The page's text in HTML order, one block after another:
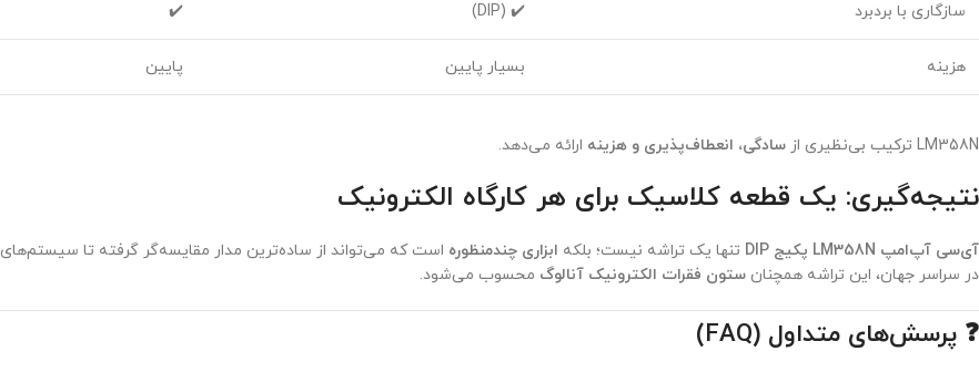
سازگاری با بردبرد ✔️ (DIP)
✔️
هزینه بسیار پایین پایین
LM358N ترکیب بی‌نظیری از سادگی، انعطاف‌پذیری و هزینه ارائه می‌دهد.
نتیجه‌گیری: یک قطعه کلاسیک برای هر کارگاه الکترونیک
آی‌سی آپ‌امپ LM358N پکیج DIP تنها یک تراشه نیست؛ بلکه ابزاری چندمنظوره است که می‌تواند از ساده‌ترین مدار مقایسه‌گر گرفته تا سیستم‌های
در سراسر جهان، این تراشه همچنان ستون فقرات الکترونیک آنالوگ محسوب می‌شود.
❓ پرسش‌های متداول (FAQ)